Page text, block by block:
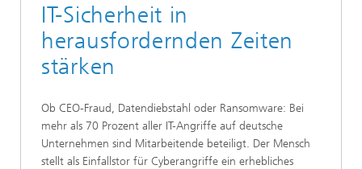
IT-Sicherheit in
herausfordernden Zeiten
stärken
Ob CEO-Fraud, Datendiebstahl oder Ransomware: Bei
mehr als 70 Prozent aller IT-Angriffe auf deutsche
Unternehmen sind Mitarbeitende beteiligt. Der Mensch
stellt als Einfallstor für Cyberangriffe ein erhebliches